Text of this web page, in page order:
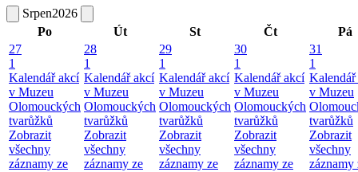
Srpen2026
Po
Út St Čt
Pá
27
1
Kalendář akcí
v Muzeu
Olomouckých
tvarůžků
Zobrazit
všechny
záznamy ze
28
1
Kalendář akcí
v Muzeu
Olomouckých
tvarůžků
Zobrazit
všechny
záznamy ze
29
1
Kalendář akcí
v Muzeu
Olomouckých
tvarůžků
Zobrazit
všechny
záznamy ze
30
1
Kalendář akcí
v Muzeu
Olomouckých
tvarůžků
Zobrazit
všechny
záznamy ze
31
1
v Muzeu
tvarůžků
Zobrazit
všechny
záznamy